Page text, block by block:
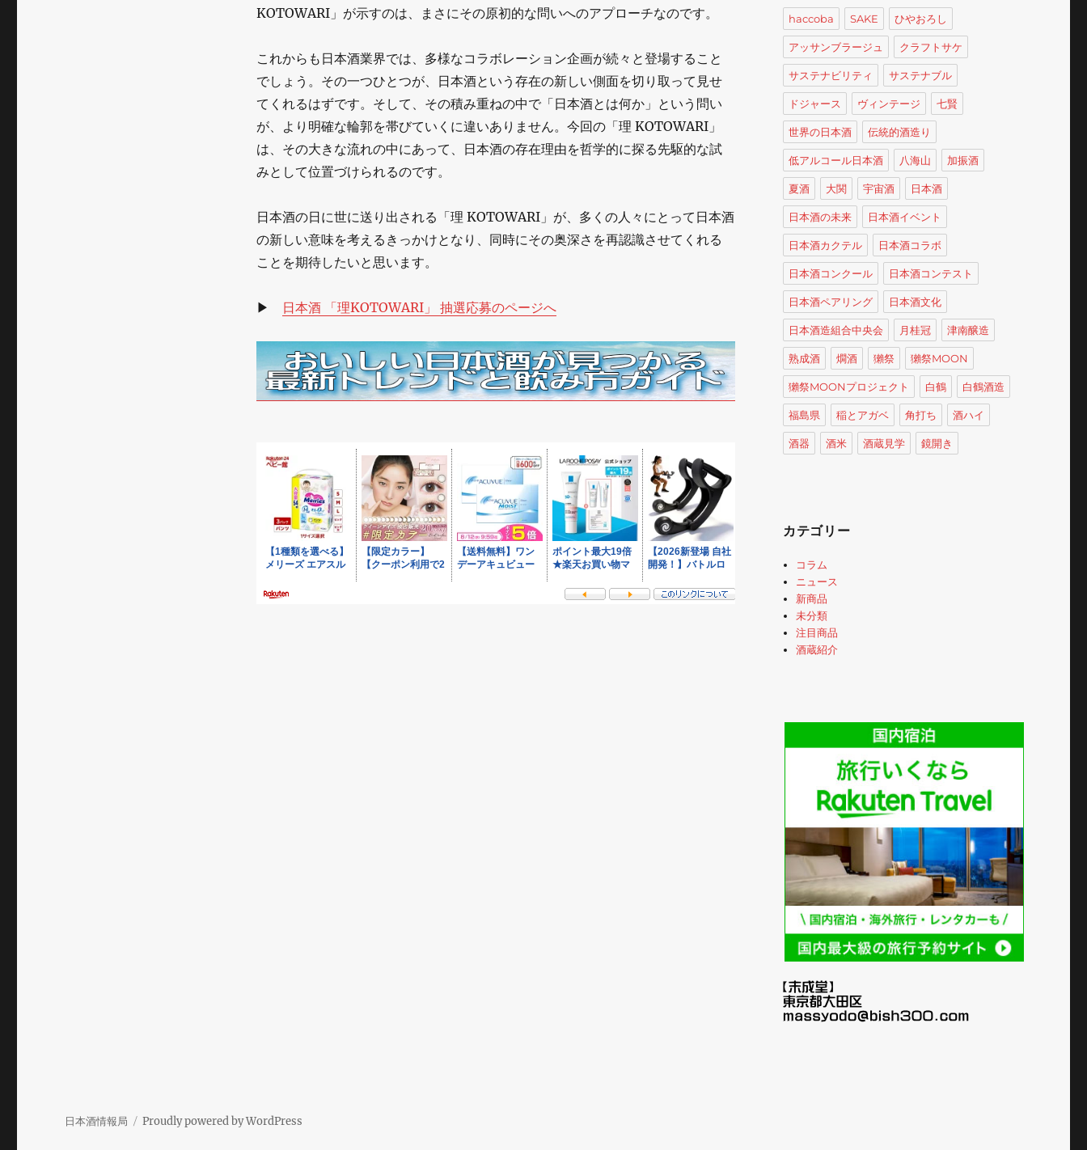
KOTOWARI」が示すのは、まさにその原初的な問いへのアプローチなのです。
これからも日本酒業界では、多様なコラボレーション企画が続々と登場すること
でしょう。その一つひとつが、日本酒という存在の新しい側面を切り取って見せ
てくれるはずです。そして、その積み重ねの中で「日本酒とは何か」という問い
が、より明確な輪郭を帯びていくに違いありません。今回の「理 KOTOWARI」
は、その大きな流れの中にあって、日本酒の存在理由を哲学的に探る先駆的な試
みとして位置づけられるのです。
日本酒の日に世に送り出される「理 KOTOWARI」が、多くの人々にとって日本酒
の新しい意味を考えるきっかけとなり、同時にその奥深さを再認識させてくれる
ことを期待したいと思います。
▶ 日本酒 「理KOTOWARI」 抽選応募のページへ
haccoba SAKE ひやおろし
アッサンブラージュ クラフトサケ
サステナビリティ サステナブル
ドジャース ヴィンテージ 七賢
世界の日本酒 伝統的酒造り
低アルコール日本酒 八海山 加振酒
夏酒 大関 宇宙酒 日本酒
日本酒の未来 日本酒イベント
日本酒カクテル 日本酒コラボ
日本酒コンクール 日本酒コンテスト
日本酒ペアリング 日本酒文化
日本酒造組合中央会 月桂冠 津南醸造
熟成酒 燗酒 獺祭 獺祭MOON
獺祭MOONプロジェクト 白鶴 白鶴酒造
福島県 稲とアガベ 角打ち 酒ハイ
酒器 酒米 酒蔵見学 鏡開き
カテゴリー
コラム
ニュース
新商品
未分類
注目商品
酒蔵紹介
日本酒情報局 Proudly powered by WordPress